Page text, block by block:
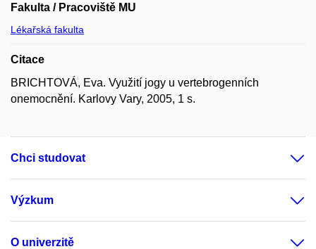
Fakulta / Pracoviště MU
Lékařská fakulta
Citace
BRICHTOVÁ, Eva. Využití jogy u vertebrogenních
onemocnění. Karlovy Vary, 2005, 1 s.
Chci studovat
Výzkum
O univerzitě